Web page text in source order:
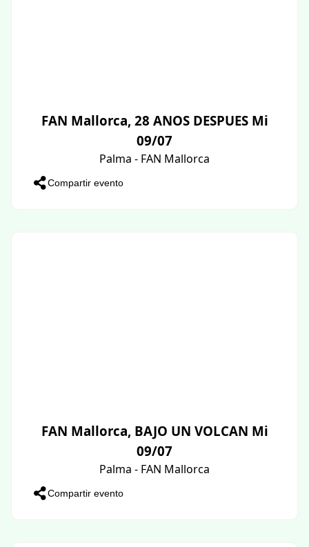
FAN Mallorca, 28 ANOS DESPUES Mi
09/07
Palma - FAN Mallorca
Compartir evento
FAN Mallorca, BAJO UN VOLCAN Mi
09/07
Palma - FAN Mallorca
Compartir evento